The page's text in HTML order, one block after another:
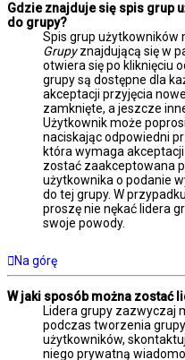
Gdzie znajduje się spis grup
do grupy?
Spis grup użytkowników
Grupyznajdującą się w
otwiera się po kliknięciu
grupy są dostępne dla
akceptacji przyjęcia
zamknięte, a jeszcze
Użytkownik może
naciskając odpowiedni
która wymaga
zostać zaakceptowana
użytkownika o podanie
do tej grupy. W
proszę nie nękać lidera
swoje powody.
Na górę
W jaki sposób można zostać
Lidera grupy zazwyczaj
podczas tworzenia
użytkowników,
niego prywatną